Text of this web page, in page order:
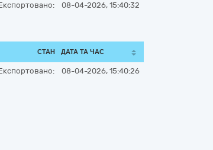
08-04-2026, 15:40:32
СТАН ДАТА ТА ЧАС
08-04-2026, 15:40:26